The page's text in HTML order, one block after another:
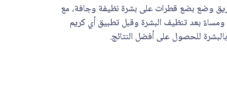
لجميع انواع البشرة 30 ملي يُستخدم عن طريق وضع بضع قطرات على بشرة نظيفة وجافة، مع
بعد تنظيف البشرة وقبل تطبيق أي كريم
للحصول على أفضل النتائج.